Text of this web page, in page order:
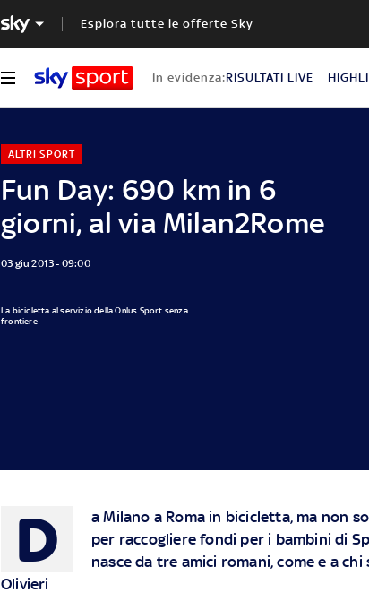
Esplora tutte le offerte Sky
In evidenza:RISULTATI LIVE
Fun Day: 690 km in 6
giorni, al via Milan2Rome
ALTRI SPORT
03 giu 2013 - 09:00
La bicicletta al servizio della Onlus Sport senza
frontiere
D
a Milano a Roma in bicicletta, ma non
per raccogliere fondi per i bambini di
nasce da tre amici romani, come e a
Olivieri